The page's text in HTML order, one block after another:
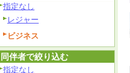
指定なし
レジャー
ビジネス
同伴者で絞り込む
指定なし